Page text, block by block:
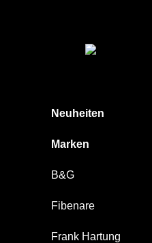
Neuheiten
Marken
B&G
Fibenare
Frank Hartung